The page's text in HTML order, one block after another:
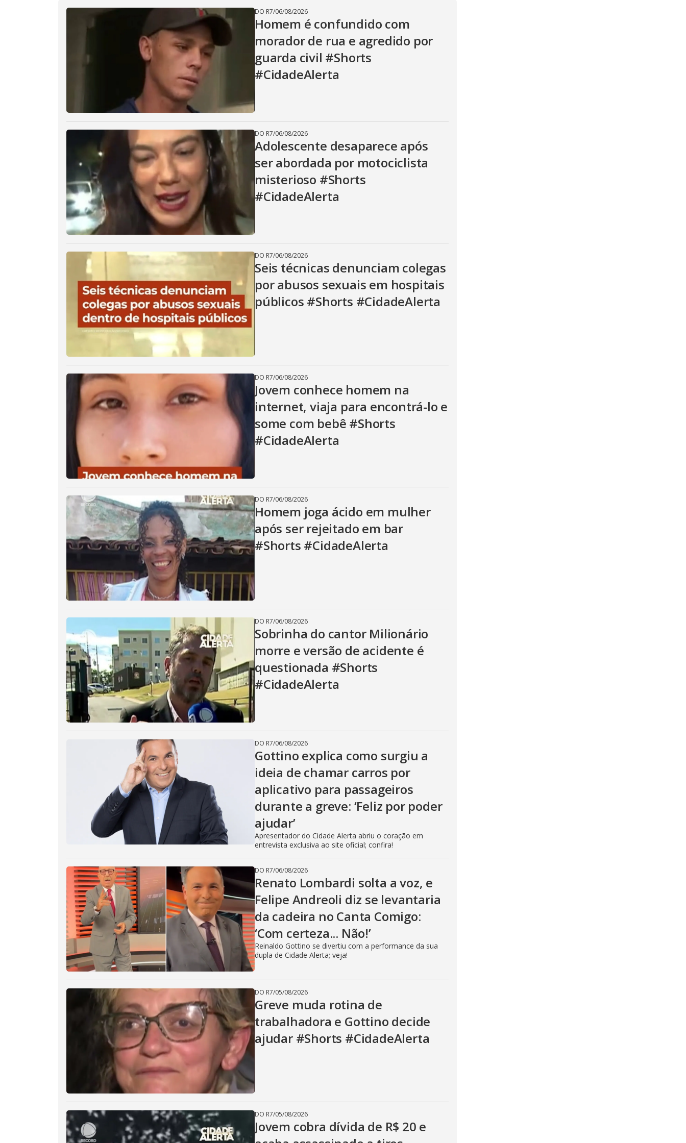
d
e
o
DO R7/06/08/2026
Homem é confundido com
morador de rua e agredido por
guarda civil #Shorts
#CidadeAlerta
DO R7/06/08/2026
Adolescente desaparece após
ser abordada por motociclista
misterioso #Shorts
#CidadeAlerta
DO R7/06/08/2026
Seis técnicas denunciam colegas
por abusos sexuais em hospitais
públicos #Shorts #CidadeAlerta
DO R7/06/08/2026
Jovem conhece homem na
internet, viaja para encontrá-lo e
some com bebê #Shorts
#CidadeAlerta
DO R7/06/08/2026
Homem joga ácido em mulher
após ser rejeitado em bar
#Shorts #CidadeAlerta
DO R7/06/08/2026
Sobrinha do cantor Milionário
morre e versão de acidente é
questionada #Shorts
#CidadeAlerta
DO R7/06/08/2026
Gottino explica como surgiu a
ideia de chamar carros por
aplicativo para passageiros
durante a greve: ‘Feliz por poder
ajudar’
Apresentador do Cidade Alerta abriu o coração em
entrevista exclusiva ao site oficial; confira!
DO R7/06/08/2026
Renato Lombardi solta a voz, e
Felipe Andreoli diz se levantaria
da cadeira no Canta Comigo:
‘Com certeza... Não!’
Reinaldo Gottino se divertiu com a performance da sua
dupla de Cidade Alerta; veja!
DO R7/05/08/2026
Greve muda rotina de
trabalhadora e Gottino decide
ajudar #Shorts #CidadeAlerta
DO R7/05/08/2026
Jovem cobra dívida de R$ 20 e